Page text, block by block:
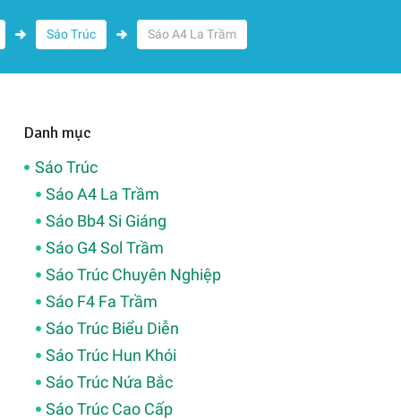
Sáo Trúc Sáo A4 La Trầm
Danh mục
Sáo Trúc
Sáo A4 La Trầm
Sáo Bb4 Si Giáng
Sáo G4 Sol Trầm
Sáo Trúc Chuyên Nghiệp
Sáo F4 Fa Trầm
Sáo Trúc Biểu Diễn
Sáo Trúc Hun Khói
Sáo Trúc Nứa Bắc
Sáo Trúc Cao Cấp